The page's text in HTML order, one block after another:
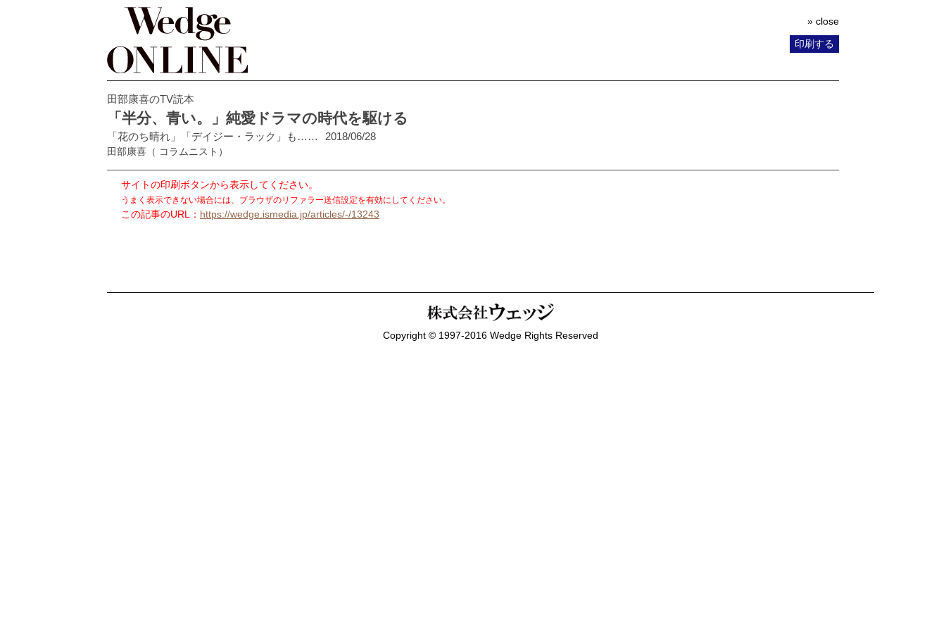
» close
印刷する
田部康喜のTV読本
「半分、青い。」純愛ドラマの時代を駆ける
「花のち晴れ」「デイジー・ラック」も…… 2018/06/28
田部康喜 （ コラムニスト）
サイトの印刷ボタンから表示してください。
うまく表示できない場合には、ブラウザのリファラー送信設定を有効にしてください。
この記事のURL： https://wedge.ismedia.jp/articles/-/13243
Copyright © 1997-2016 Wedge Rights Reserved